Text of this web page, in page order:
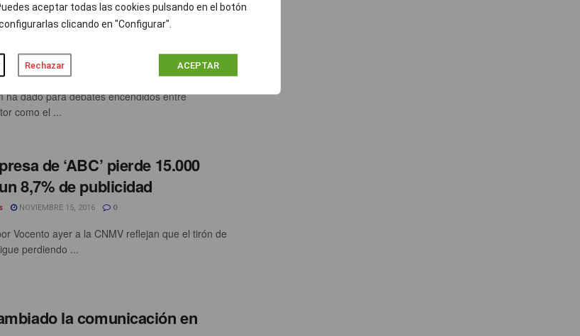
aceptar todas las cookies pulsando en el botón
clicando en "Configurar".
Rechazar ACEPTAR
cuestión de
15, 2016
al consumidor organizada por
ha dado para debates encendidos entre
como el ...
de ‘ABC’ pierde 15.000
8,7% de publicidad
NOVIEMBRE 15, 2016 0
Vocento ayer a la CNMV reflejan que el tirón de
perdiendo ...
la comunicación en